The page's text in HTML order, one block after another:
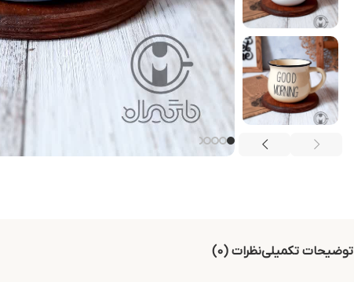
توضیحات تکمیلینظرات (0)